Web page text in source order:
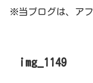
※当ブログは、ア
img_1149